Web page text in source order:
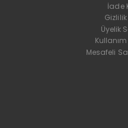
İade
Gizlilik
Üyelik
Mesafeli